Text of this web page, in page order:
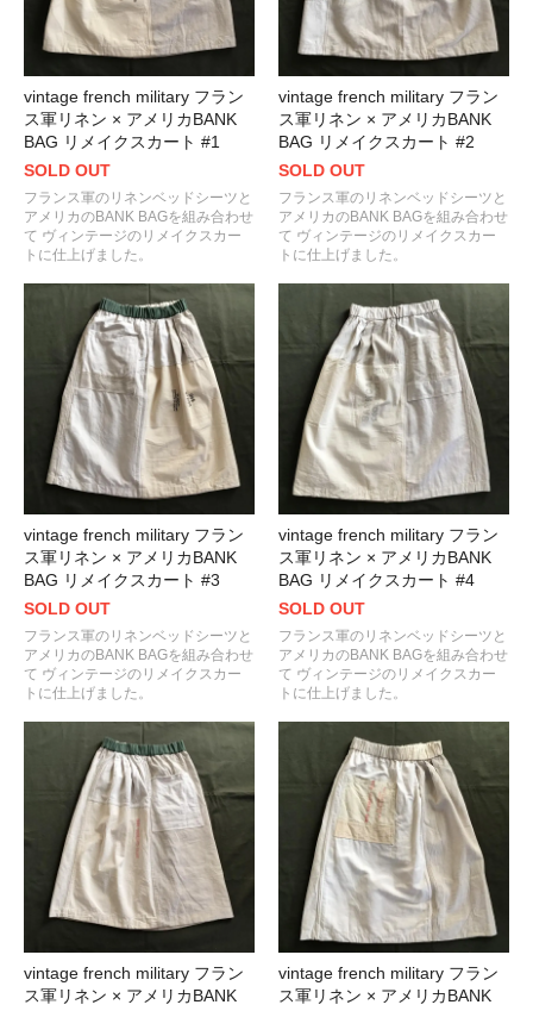
vintage french military フラン
ス軍リネン × アメリカBANK
BAG リメイクスカート #1
SOLD OUT
フランス軍のリネンベッドシーツと
アメリカのBANK BAGを組み合わせ
て ヴィンテージのリメイクスカー
トに仕上げました。
vintage french military フラン
ス軍リネン × アメリカBANK
BAG リメイクスカート #2
SOLD OUT
フランス軍のリネンベッドシーツと
アメリカのBANK BAGを組み合わせ
て ヴィンテージのリメイクスカー
トに仕上げました。
vintage french military フラン
ス軍リネン × アメリカBANK
BAG リメイクスカート #3
SOLD OUT
フランス軍のリネンベッドシーツと
アメリカのBANK BAGを組み合わせ
て ヴィンテージのリメイクスカー
トに仕上げました。
vintage french military フラン
ス軍リネン × アメリカBANK
BAG リメイクスカート #4
SOLD OUT
フランス軍のリネンベッドシーツと
アメリカのBANK BAGを組み合わせ
て ヴィンテージのリメイクスカー
トに仕上げました。
vintage french military フラン
ス軍リネン × アメリカBANK
vintage french military フラン
ス軍リネン × アメリカBANK